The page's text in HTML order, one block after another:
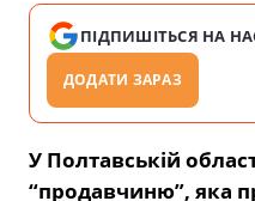
ПІДПИШІТЬСЯ НА НАС
ДОДАТИ ЗАРАЗ
У Полтавській
“продавчиню”, яка